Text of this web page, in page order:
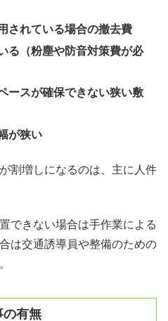
されている場合の撤去費
る（粉塵や防音対策費が必
ースが確保できない狭い敷
が狭い
割増しになるのは、主に人件
できない場合は手作業による
は交通誘導員や整備のための
の有無